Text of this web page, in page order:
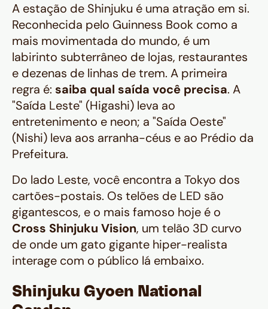
A estação de Shinjuku é uma atração em si.
Reconhecida pelo Guinness Book como a
mais movimentada do mundo, é um
labirinto subterrâneo de lojas, restaurantes
e dezenas de linhas de trem. A primeira
regra é: saiba qual saída você precisa. A
"Saída Leste" (Higashi) leva ao
entretenimento e neon; a "Saída Oeste"
(Nishi) leva aos arranha-céus e ao Prédio da
Prefeitura.
Do lado Leste, você encontra a Tokyo dos
cartões-postais. Os telões de LED são
gigantescos, e o mais famoso hoje é o
Cross Shinjuku Vision, um telão 3D curvo
de onde um gato gigante hiper-realista
interage com o público lá embaixo.
Shinjuku Gyoen National